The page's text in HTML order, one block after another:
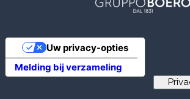
Melding bij verzameling
Uw privacy-opties